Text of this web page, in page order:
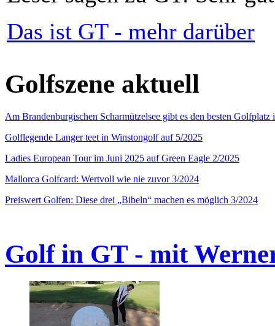
Das ist GT - mehr darüber
Golfszene aktuell
Am Brandenburgischen Scharmützelsee gibt es den besten
Golflegende Langer teet in Winstongolf auf 5/2025
Ladies European Tour im Juni 2025 auf Green Eagle 2/2025
Mallorca Golfcard: Wertvoll wie nie zuvor 3/2024
Preiswert Golfen: Diese drei „Bibeln“ machen es möglich 3/2024
Golf in GT - mit